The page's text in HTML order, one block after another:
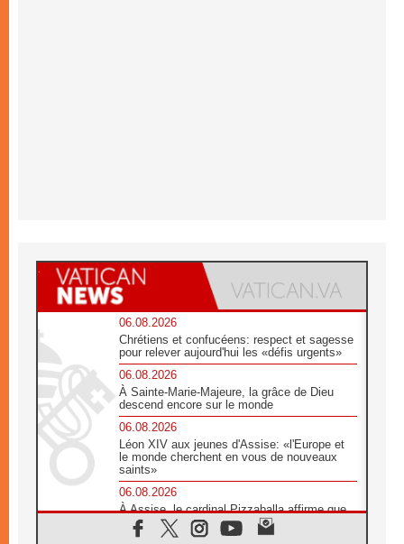
06.08.2026
Chrétiens et confucéens: respect et sagesse
pour relever aujourd'hui les «défis urgents»
06.08.2026
À Sainte-Marie-Majeure, la grâce de Dieu
descend encore sur le monde
06.08.2026
Léon XIV aux jeunes d'Assise: «l'Europe et
le monde cherchent en vous de nouveaux
saints»
06.08.2026
À Assise, le cardinal Pizzaballa affirme que
«les chrétiens veulent la paix»